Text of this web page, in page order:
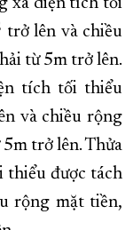
xã diện tích tối
trở lên và chiều
từ 5m trở lên.
tích tối thiểu
và chiều rộng
trở lên. Thửa
thiểu được tách
rộng mặt tiền,